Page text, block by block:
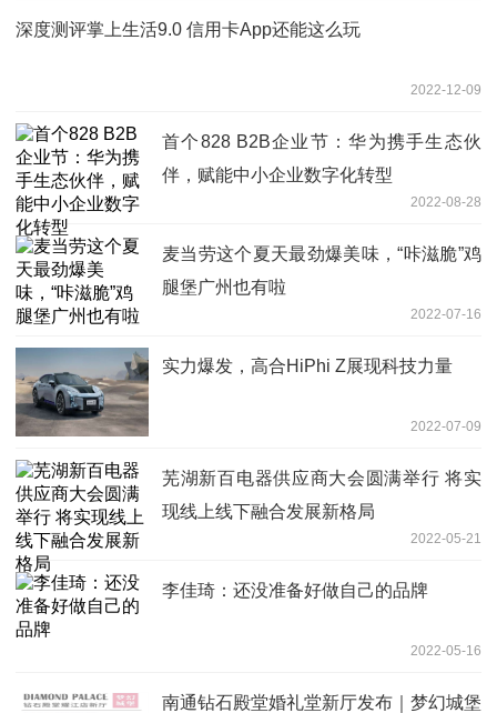
深度测评掌上生活9.0 信用卡App还能这么玩
2022-12-09
首个828 B2B企业节：华为携手生态伙
伴，赋能中小企业数字化转型
2022-08-28
麦当劳这个夏天最劲爆美味，“咔滋脆”鸡
腿堡广州也有啦
2022-07-16
实力爆发，高合HiPhi Z展现科技力量
2022-07-09
芜湖新百电器供应商大会圆满举行 将实
现线上线下融合发展新格局
2022-05-21
李佳琦：还没准备好做自己的品牌
2022-05-16
南通钻石殿堂婚礼堂新厅发布｜梦幻城堡